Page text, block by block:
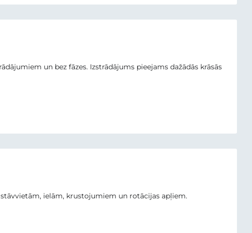
un bez fāzes. Izstrādājums pieejams dažādās krāsās
ielām, krustojumiem un rotācijas apļiem.